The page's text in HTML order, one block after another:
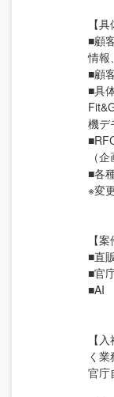
【
■顧
情報
■顧
■具
機デ
（
■各
※変
【
■直販
■官
■AI
【
く業
官庁